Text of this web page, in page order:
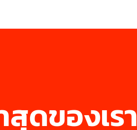
ดของเรา